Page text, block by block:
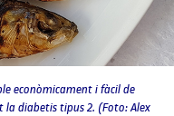
econòmicament i fàcil de
diabetis tipus 2. (Foto: Alex